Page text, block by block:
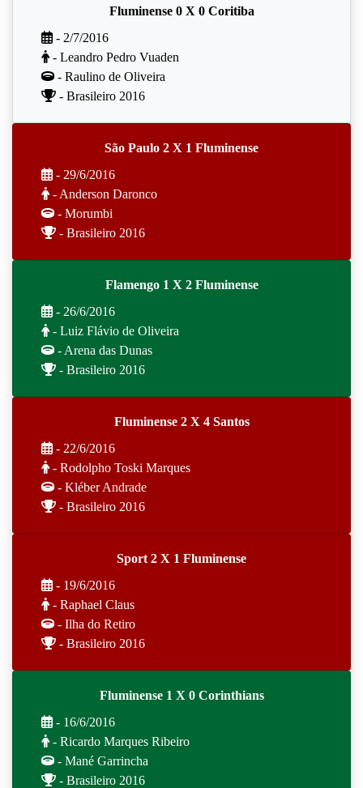
Fluminense 0 X 0 Coritiba
- 2/7/2016
- Leandro Pedro Vuaden
- Raulino de Oliveira
- Brasileiro 2016
São Paulo 2 X 1 Fluminense
- 29/6/2016
- Anderson Daronco
- Morumbi
- Brasileiro 2016
Flamengo 1 X 2 Fluminense
- 26/6/2016
- Luiz Flávio de Oliveira
- Arena das Dunas
- Brasileiro 2016
Fluminense 2 X 4 Santos
- 22/6/2016
- Rodolpho Toski Marques
- Kléber Andrade
- Brasileiro 2016
Sport 2 X 1 Fluminense
- 19/6/2016
- Raphael Claus
- Ilha do Retiro
- Brasileiro 2016
Fluminense 1 X 0 Corinthians
- 16/6/2016
- Ricardo Marques Ribeiro
- Mané Garrincha
- Brasileiro 2016